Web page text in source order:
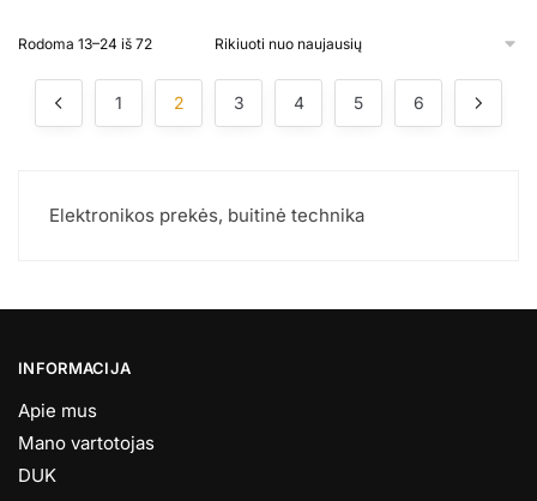
Rodoma 13–24 iš 72Rūšiuojama
1 2 3 4 5 6
Elektronikos prekės, buitinė technika
INFORMACIJA
Apie mus
Mano vartotojas
DUK